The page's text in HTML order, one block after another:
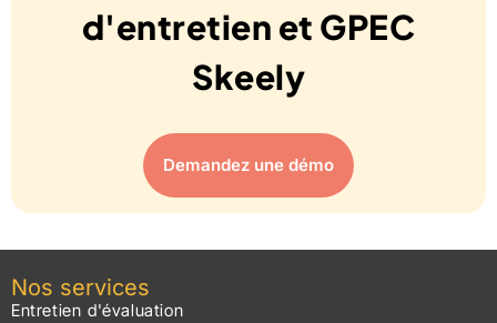
d'entretien et GPEC
Skeely
Demandez une démo
Nos services
Entretien d'évaluation